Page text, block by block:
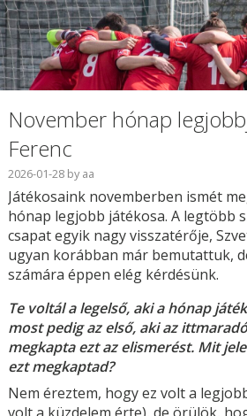
November hónap
Ferenc
2026-01-28byaa
Játékosaink novemberben ismét
hónap legjobb játékosa. A legtöbb
csapat egyik nagy visszatérője,
ugyan korábban már bemutattuk,
számára éppen elég kérdésünk.
Te voltál a legelső, aki a hónap
most pedig az első, aki az
megkapta ezt az elismerést. Mit
ezt megkaptad?
Nem éreztem, hogy ez volt a